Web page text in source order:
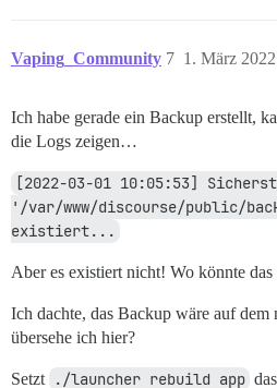
Vaping_Community 1. März
7
Ich habe gerade ein Backup erstellt,
die Logs zeigen…
[2022-03-01 10:05:53]
'/var/www/discourse/public/
existiert...
Aber es existiert nicht! Wo könnte
Ich dachte, das Backup wäre auf
übersehe ich hier?
Setzt ./launcher rebuild app